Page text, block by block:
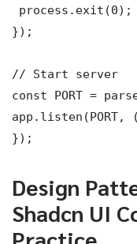
process.exit(0);
});
// Start server
const PORT =
app.listen(PORT,
});
Design
Shadcn UI